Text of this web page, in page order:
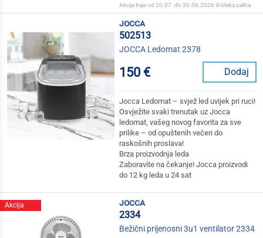
Akcija traje od 20.07. do 30.08.2026 ili isteka zaliha
jocca
502513
JOCCA Ledomat 2378
150 € Dodaj
Jocca Ledomat – svjež led uvijek pri ruci!
Osvježite svaki trenutak uz Jocca
ledomat, vašeg novog favorita za sve
prilike – od opuštenih večeri do
raskošnih proslava!
Brza proizvodnja leda
Zaboravite na čekanje! Jocca proizvodi
do 12 kg leda u 24 sat
Akcija
jocca
2334
Bežični prijenosni 3u1 ventilator 2334